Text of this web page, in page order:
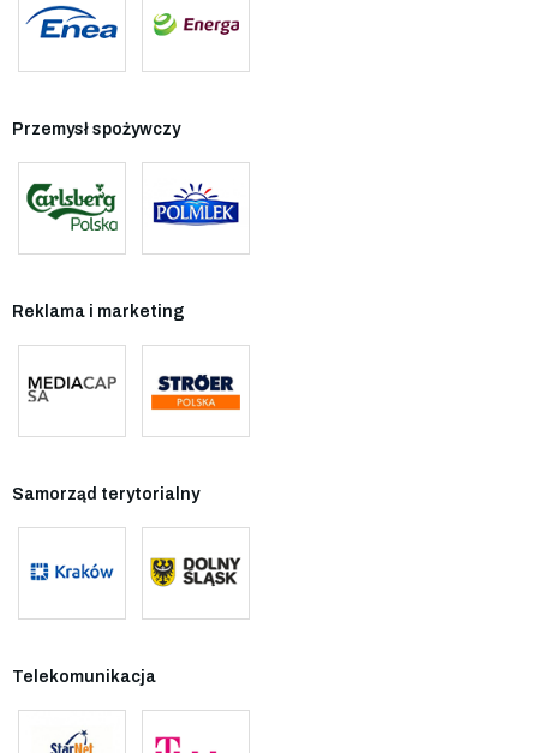
Przemysł spożywczy
Reklama i marketing
Samorząd terytorialny
Telekomunikacja